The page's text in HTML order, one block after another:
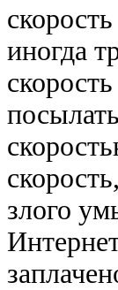
иногда
злого